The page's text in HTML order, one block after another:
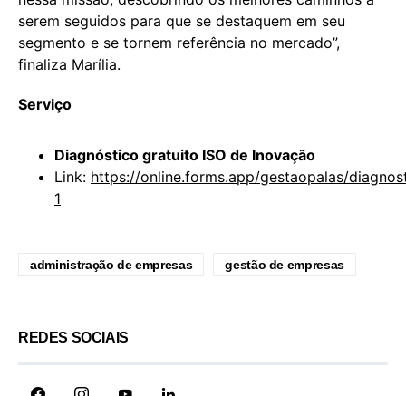
serem seguidos para que se destaquem em seu
segmento e se tornem referência no mercado”,
finaliza Marília.
Serviço
Diagnóstico gratuito ISO de Inovação
Link: https://online.forms.app/gestaopalas/
1
administração de empresas gestão de empresas
REDES SOCIAIS